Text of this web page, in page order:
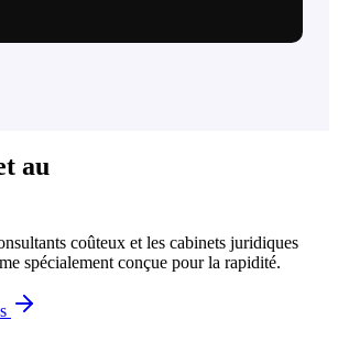
au
coûteux et les cabinets juridiques
spécialement conçue pour la rapidité.